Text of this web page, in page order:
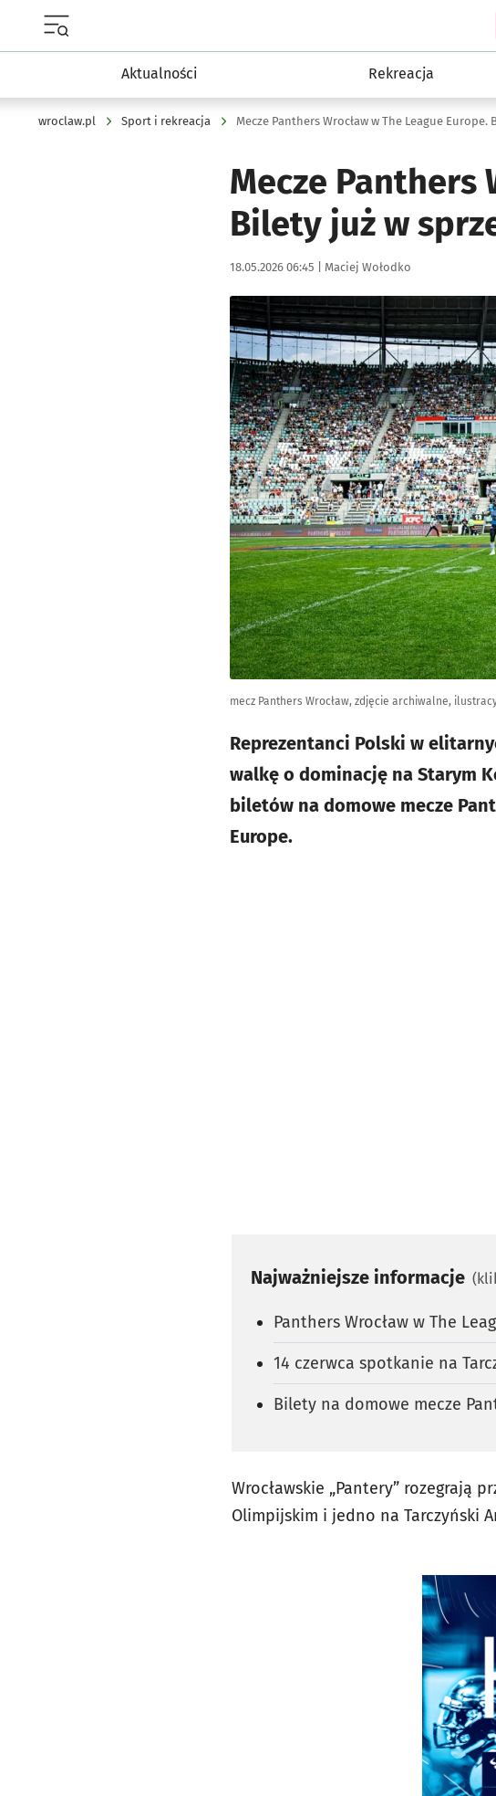
Aktualności Rekreacja
wroclaw.pl Sport i rekreacja Mecze Panthers Wrocław w The League Europe.
Mecze Panthers
Bilety już w
Data publikacji:
18.05.2026 06:45 | Autor:
Maciej Wołodko
Kliknij, aby powiększyć
mecz Panthers Wrocław, zdjęcie archiwalne,
Reprezentanci Polski w
walkę o dominację na Starym
biletów na domowe mecze
Europe.
Najważniejsze informacje
Panthers Wrocław w The
14 czerwca spotkanie na
Bilety na domowe mecze
Wrocławskie „Pantery” rozegrają
Olimpijskim i jedno na Tarczyński